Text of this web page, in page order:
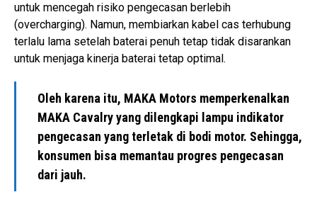
untuk mencegah risiko pengecasan berlebih
(overcharging). Namun, membiarkan kabel cas terhubung
terlalu lama setelah baterai penuh tetap tidak disarankan
untuk menjaga kinerja baterai tetap optimal.
Oleh karena itu, MAKA Motors memperkenalkan
MAKA Cavalry yang dilengkapi lampu indikator
pengecasan yang terletak di bodi motor. Sehingga,
konsumen bisa memantau progres pengecasan
dari jauh.